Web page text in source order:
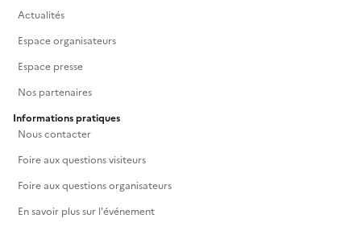
Actualités
Espace organisateurs
Espace presse
Nos partenaires
Informations pratiques
Nous contacter
Foire aux questions visiteurs
Foire aux questions organisateurs
En savoir plus sur l'événement